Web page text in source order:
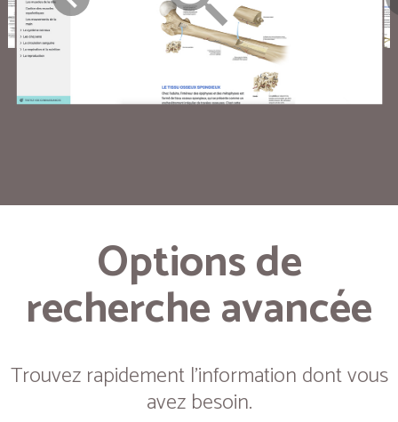
Options de
recherche avancée
Trouvez rapidement l'information dont vous
avez besoin.